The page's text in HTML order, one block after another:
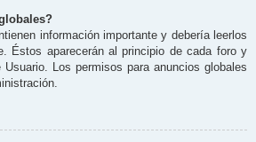
información importante y debería leerlos
Éstos aparecerán al principio de cada foro y
Los permisos para anuncios globales